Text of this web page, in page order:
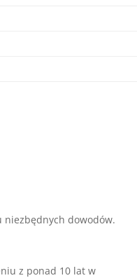
niezbędnych dowodów.
z ponad 10 lat w